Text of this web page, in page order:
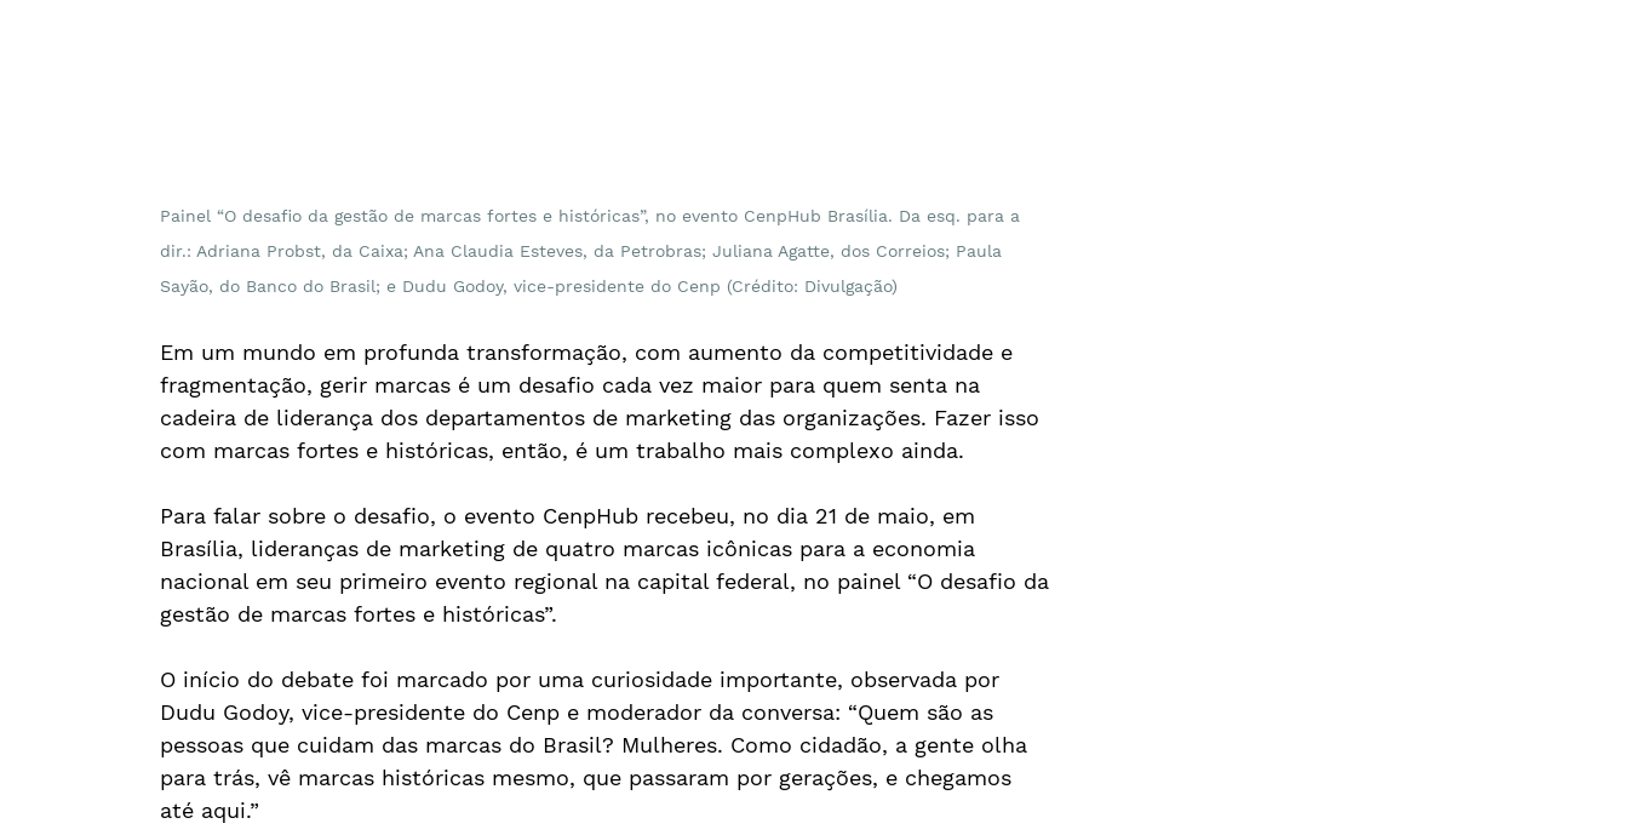
Painel “O desafio da gestão de marcas fortes e históricas”, no evento CenpHub Brasília. Da esq. para a
dir.: Adriana Probst, da Caixa; Ana Claudia Esteves, da Petrobras; Juliana Agatte, dos Correios; Paula
Sayão, do Banco do Brasil; e Dudu Godoy, vice-presidente do Cenp (Crédito: Divulgação)
Em um mundo em profunda transformação, com aumento da competitividade e
fragmentação, gerir marcas é um desafio cada vez maior para quem senta na
cadeira de liderança dos departamentos de marketing das organizações. Fazer isso
com marcas fortes e históricas, então, é um trabalho mais complexo ainda.
Para falar sobre o desafio, o evento CenpHub recebeu, no dia 21 de maio, em
Brasília, lideranças de marketing de quatro marcas icônicas para a economia
nacional em seu primeiro evento regional na capital federal, no painel “O desafio da
gestão de marcas fortes e históricas”.
O início do debate foi marcado por uma curiosidade importante, observada por
Dudu Godoy, vice-presidente do Cenp e moderador da conversa: “Quem são as
pessoas que cuidam das marcas do Brasil? Mulheres. Como cidadão, a gente olha
para trás, vê marcas históricas mesmo, que passaram por gerações, e chegamos
até aqui.”